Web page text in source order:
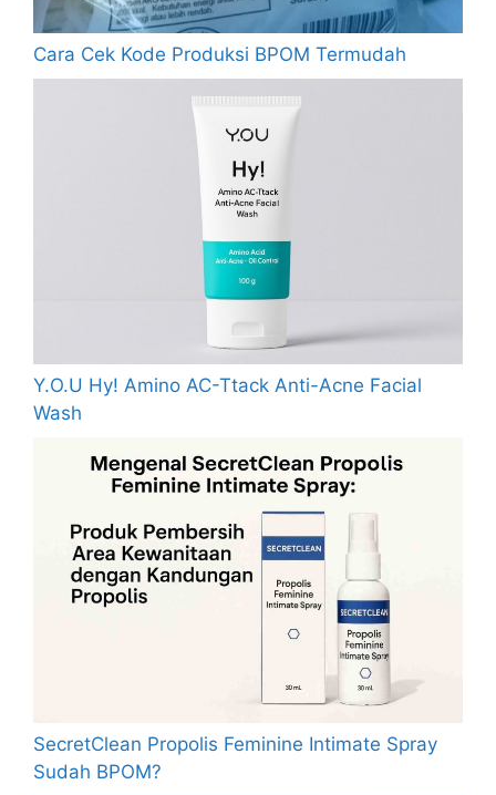
Cara Cek Kode Produksi BPOM Termudah
Y.O.U Hy! Amino AC-Ttack Anti-Acne Facial
Wash
SecretClean Propolis Feminine Intimate Spray
Sudah BPOM?